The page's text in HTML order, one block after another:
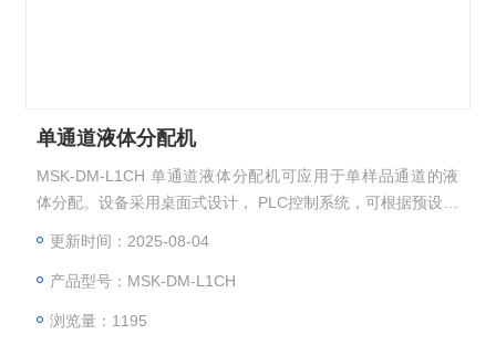
单通道液体分配机
MSK-DM-L1CH 单通道液体分配机可应用于单样品通道的液
体分配。设备采用桌面式设计， PLC控制系统，可根据预设分
更新时间：2025-08-04
产品型号：MSK-DM-L1CH
浏览量：1195